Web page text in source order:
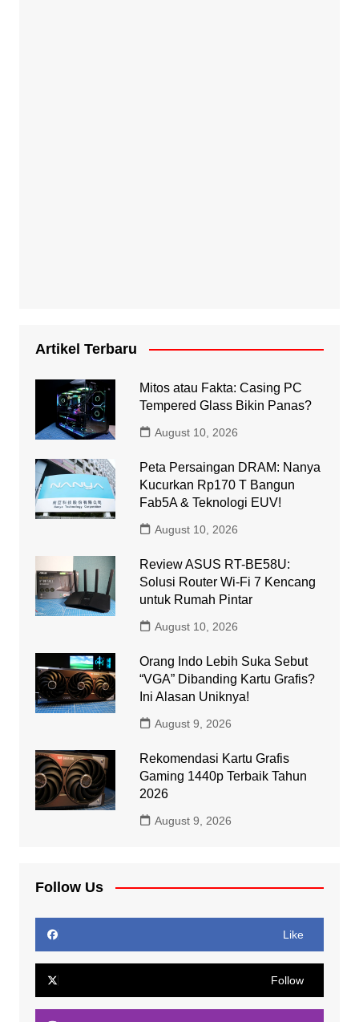
Artikel Terbaru
Mitos atau Fakta: Casing PC
Tempered Glass Bikin Panas?
August 10, 2026
Peta Persaingan DRAM: Nanya
Kucurkan Rp170 T Bangun
Fab5A & Teknologi EUV!
August 10, 2026
Review ASUS RT-BE58U:
Solusi Router Wi-Fi 7 Kencang
untuk Rumah Pintar
August 10, 2026
Orang Indo Lebih Suka Sebut
“VGA” Dibanding Kartu Grafis?
Ini Alasan Uniknya!
August 9, 2026
Rekomendasi Kartu Grafis
Gaming 1440p Terbaik Tahun
2026
August 9, 2026
Follow Us
Like
Follow